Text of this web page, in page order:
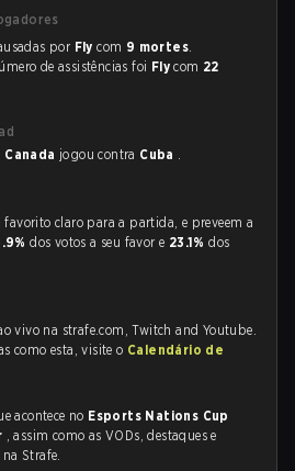
por Fly com 9 mortes.
de assistências foi Fly com 22
Canada jogou contra Cuba .
claro para a partida, e preveem a
dos votos a seu favor e 23.1%dos
vivo na strafe.com, Twitch and Youtube.
como esta, visite o Calendário de
acontece no Esports Nations Cup
, assim como as VODs, destaques e
Strafe.